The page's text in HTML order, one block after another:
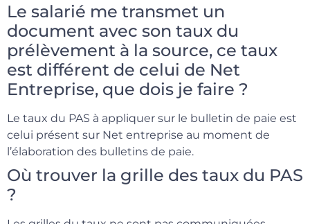
Le salarié me transmet un
document avec son taux du
prélèvement à la source, ce taux
est différent de celui de Net
Entreprise, que dois je faire ?
Le taux du PAS à appliquer sur le bulletin de paie est
celui présent sur Net entreprise au moment de
l’élaboration des bulletins de paie.
Où trouver la grille des taux du PAS
?